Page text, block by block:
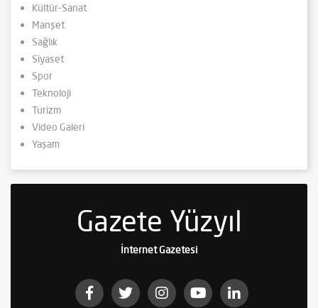
Kültür-Sanat
Manşet
Sağlık
Siyaset
Spor
Teknoloji
Turizm
Video Galeri
Yaşam
Gazete Yüzyıl
İnternet Gazetesi